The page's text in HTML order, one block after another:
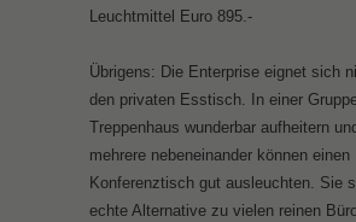
Leuchtmittel Euro 895.-
Übrigens: Die Enterprise eignet sich
den privaten Esstisch. In einer
Treppenhaus wunderbar aufheitern
mehrere nebeneinander können einen
Konferenztisch gut ausleuchten. Sie
echte Alternative zu vielen reinen